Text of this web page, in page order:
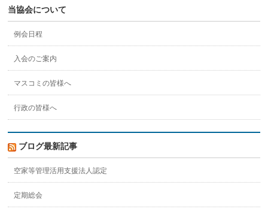
当協会について
例会日程
入会のご案内
マスコミの皆様へ
行政の皆様へ
ブログ最新記事
空家等管理活用支援法人認定
定期総会